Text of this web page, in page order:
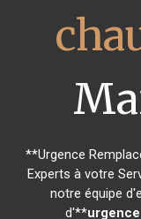
**Urgence
Experts à votre
notre équipe
d'**